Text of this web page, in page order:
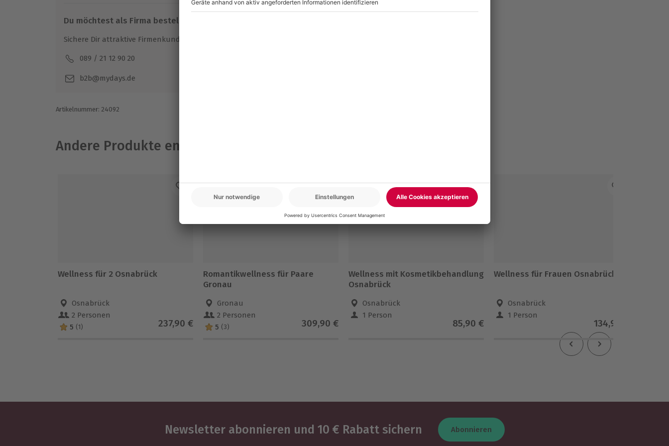
Du möchtest als Firma bestellen?
Sichere Dir attraktive Firmenkunden Vorteile.
089 / 21 12 90 20
b2b@mydays.de
Artikelnummer: 24092
Andere Produkte entdecken
Wellness für 2 Osnabrück
Osnabrück
2 Personen
5 (1) 237,90 €
Romantikwellness für Paare
Gronau
Gronau
2 Personen
5 (3) 309,90 €
Wellness mit Kosmetikbehandlung
Osnabrück
Osnabrück
1 Person
85,90 €
Wellness für Frauen Osnabrück
Osnabrück
1 Person
134,90 €
Newsletter abonnieren und 10 € Rabatt sichern Abonnieren